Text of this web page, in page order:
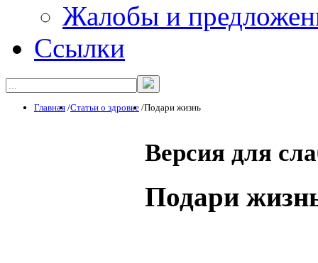
Жалобы и
Ссылки
Главная /Статьи о здровье /Подари жизнь
Версия для
Подари